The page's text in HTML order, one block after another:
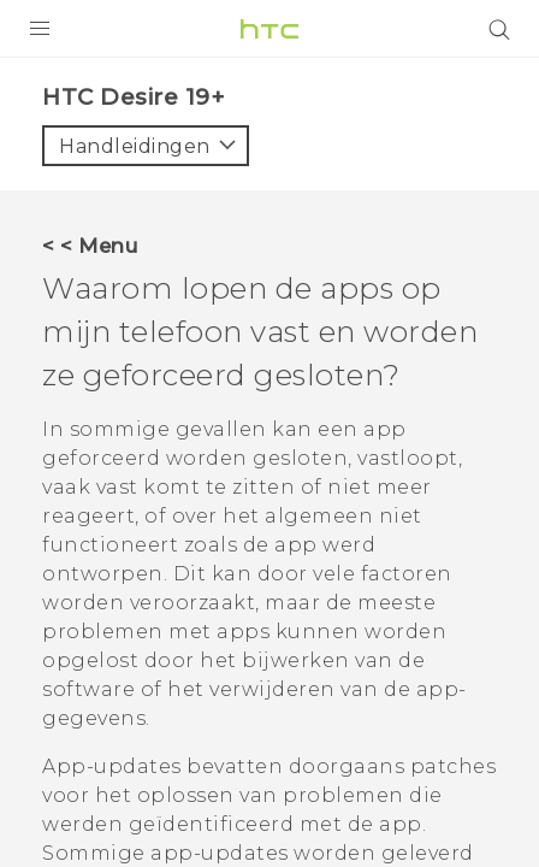
VIVE
AANBIEDINGEN
HTC Club
SUPPORT
HTC-apparaten & -accessoires
VIVERSE
Aanmelden
‎HTC Desire 19+‎‎
Handleidingen
< < Menu
Waarom lopen de apps op
mijn telefoon vast en worden
ze geforceerd gesloten?
In sommige gevallen kan een app
geforceerd worden gesloten, vastloopt,
vaak vast komt te zitten of niet meer
reageert, of over het algemeen niet
functioneert zoals de app werd
ontworpen. Dit kan door vele factoren
worden veroorzaakt, maar de meeste
problemen met apps kunnen worden
opgelost door het bijwerken van de
software of het verwijderen van de app-
gegevens.
App-updates bevatten doorgaans patches
voor het oplossen van problemen die
werden geïdentificeerd met de app.
Sommige app-updates worden geleverd